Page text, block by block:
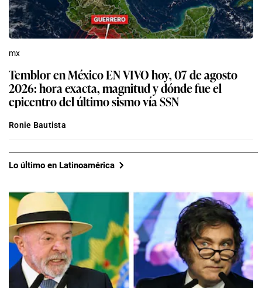
mx
Temblor en México EN VIVO hoy, 07 de agosto
2026: hora exacta, magnitud y dónde fue el
epicentro del último sismo vía SSN
Ronie Bautista
Lo último en Latinoamérica